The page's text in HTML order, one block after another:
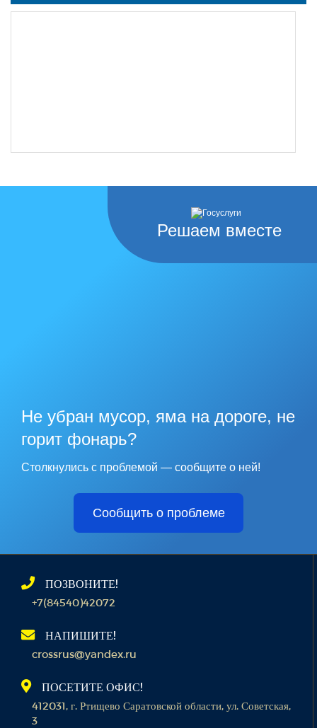
Решаем вместе
Не убран мусор, яма на дороге, не
горит фонарь?
Столкнулись с проблемой — сообщите о ней!
Сообщить о проблеме
ПОЗВОНИТЕ!
+7(84540)42072
НАПИШИТЕ!
crossrus@yandex.ru
ПОСЕТИТЕ ОФИС!
412031, г. Ртищево Саратовской области, ул. Советская,
3